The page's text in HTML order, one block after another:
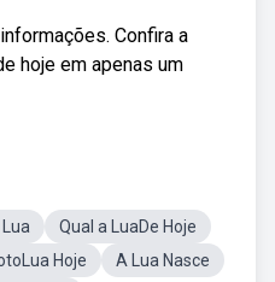
Confira a
hoje em apenas um
Qual a LuaDe Hoje
Hoje
A Lua Nasce